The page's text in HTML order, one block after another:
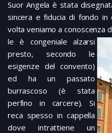
Suor Angela è stata
sincera e fiducia di fondo
volta veniamo a conoscenza
le è congeniale alzarsi
presto, secondo le
esigenze del convento)
ed ha un passato
burrascoso (è stata
perfino in carcere). Si
reca spesso in cappella
dove intrattiene un